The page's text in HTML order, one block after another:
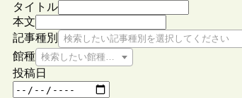
タイトル
本文
記事種別
検索したい記事種別を選択してください
館種 検索したい館種を選択してください
投稿日